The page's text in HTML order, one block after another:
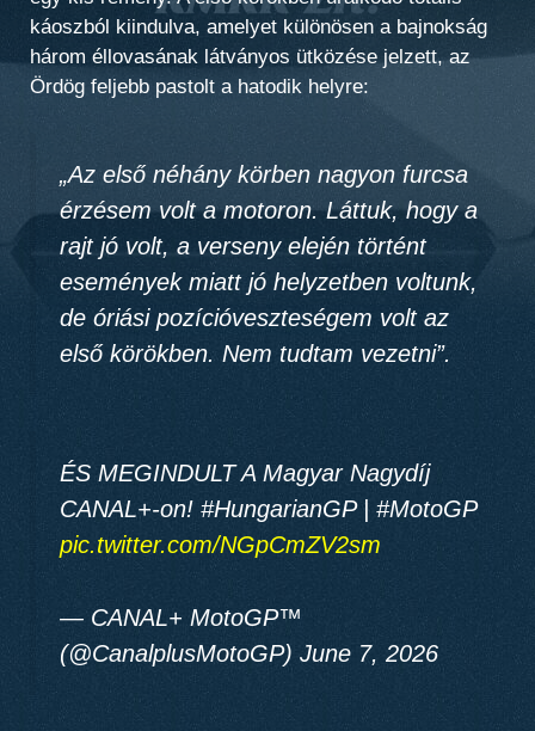
káoszból kiindulva, amelyet különösen a bajnokság
három éllovasának látványos ütközése jelzett, az
Ördög feljebb pastolt a hatodik helyre:
„Az első néhány körben nagyon furcsa
érzésem volt a motoron. Láttuk, hogy a
rajt jó volt, a verseny elején történt
események miatt jó helyzetben voltunk,
de óriási pozícióveszteségem volt az
első körökben. Nem tudtam vezetni”.
ÉS MEGINDULT A Magyar Nagydíj
CANAL+-on! #HungarianGP | #MotoGP
pic.twitter.com/NGpCmZV2sm
— CANAL+ MotoGP™
(@CanalplusMotoGP) June 7, 2026